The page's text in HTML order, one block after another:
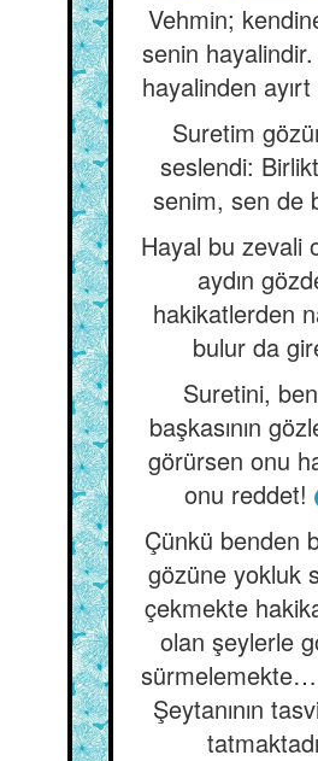
Vehmin;
senin
hayalinden
Suretim
seslendi:
senim, sen de
Hayal bu zevali
aydın
hakikatlerden
bulur da
Suretini,
başkasının
görürsen onu
onu reddet!
Çünkü benden
gözüne yokluk
çekmekte
olan şeylerle
sürmelemekte…
Şeytanının